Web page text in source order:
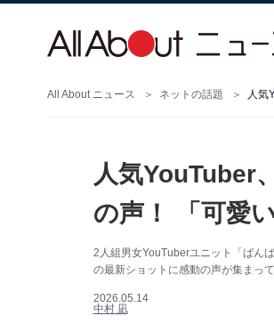
All About ニュース ネットの話題 人気
人気YouTuber
の声！ 「可愛
2人組男女YouTuberユニット「ばん
の最新ショットに感動の声が集まっ
2026.05.14
中村 凪